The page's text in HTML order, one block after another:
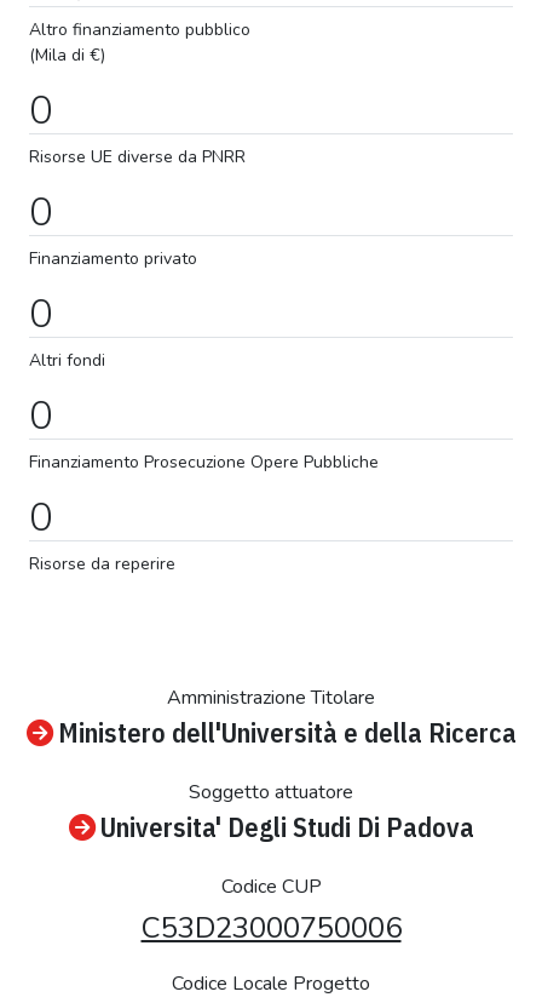
Altro finanziamento pubblico
(Mila di €)
0
Risorse UE diverse da PNRR
0
Finanziamento privato
0
Altri fondi
0
Finanziamento Prosecuzione Opere Pubbliche
0
Risorse da reperire
Amministrazione Titolare
Ministero dell'Università e della Ricerca
Soggetto attuatore
Universita' Degli Studi Di Padova
Codice CUP
C53D23000750006
Codice Locale Progetto